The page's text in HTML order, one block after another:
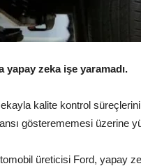
yapay zeka işe yaramadı.
kalite kontrol
gösterememesi üzerine
üreticisi Ford, yapay